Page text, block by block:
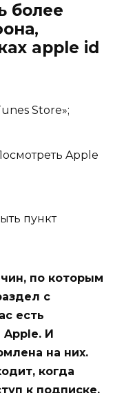
более
apple id
Store»;
Apple
пункт
по которым
с
есть
Apple. И
на них.
когда
к подписке.